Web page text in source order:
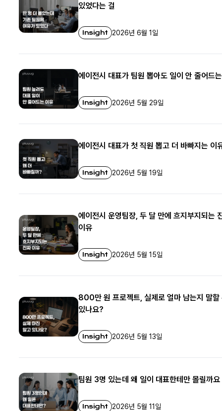
있었다는 걸
Insight 2026년 6월 1일
에이전시 대표가 팀원 뽑아도 일이 안 줄어드
Insight 2026년 5월 29일
에이전시 대표가 첫 직원 뽑고 더 바빠지는 이
Insight 2026년 5월 19일
에이전시 운영팀장, 두 달 만에 흐지부지되는
이유
Insight 2026년 5월 15일
800만 원 프로젝트, 실제로 얼마 남는지 말할
있나요?
Insight 2026년 5월 13일
팀원 3명 있는데 왜 일이 대표한테만 몰릴까요
Insight 2026년 5월 11일